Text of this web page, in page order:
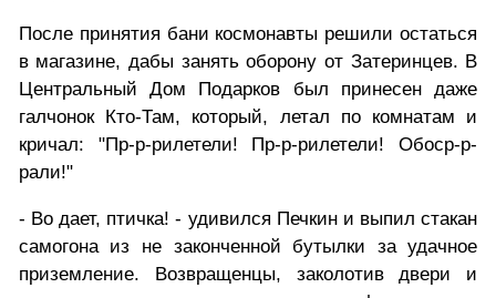
После принятия бани космонавты решили остаться
в магазине, дабы занять оборону от Затеринцев. В
Центральный Дом Подарков был принесен даже
галчонок Кто-Там, который, летал по комнатам и
кричал: "Пр-р-рилетели! Пр-р-рилетели! Обоср-р-
рали!"
- Во дает, птичка! - удивился Печкин и выпил стакан
самогона из не законченной бутылки за удачное
приземление. Возвращенцы, заколотив двери и